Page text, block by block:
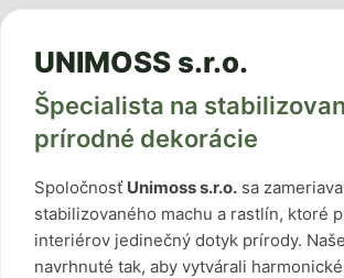
UNIMOSS s.r.o.
Špecialista na
prírodné dekorácie
Spoločnosť Unimoss s.r.o. sa
stabilizovaného machu a rastlín, ktoré
interiérov jedinečný dotyk prírody.
navrhnuté tak, aby vytvárali